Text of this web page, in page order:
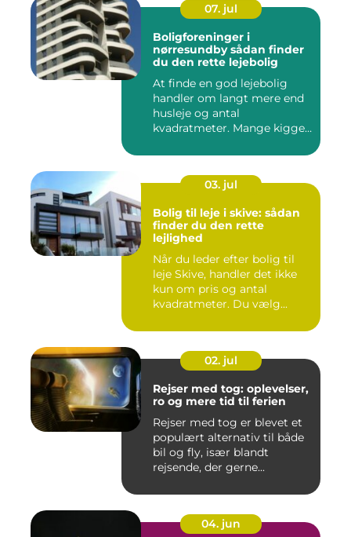
07. jul
Boligforeninger i
nørresundby sådan finder
du den rette lejebolig
At finde en god lejebolig
handler om langt mere end
husleje og antal
kvadratmeter. Mange kigger
03. jul
Bolig til leje i skive: sådan
finder du den rette
lejlighed
Når du leder efter bolig til
leje Skive, handler det ikke
kun om pris og antal
kvadratmeter. Du vælg...
02. jul
Rejser med tog: oplevelser,
ro og mere tid til ferien
Rejser med tog er blevet et
populært alternativ til både
bil og fly, især blandt
rejsende, der gerne...
04. jun